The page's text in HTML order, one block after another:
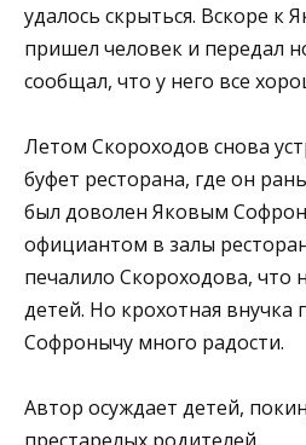
удалось скрыться. Вскоре к
пришел человек и передал
сообщал, что у него все
Летом Скороходов снова
буфет ресторана, где он
был доволен Яковым
официантом в залы
печалило Скороходова, что
детей. Но крохотная внучка
Софронычу много радости.
Автор осуждает детей,